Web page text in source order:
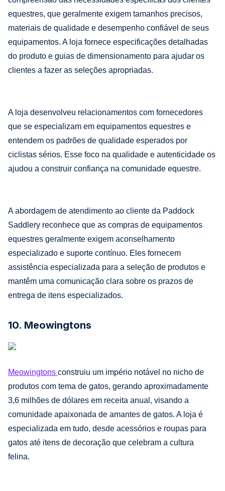
equestres, que geralmente exigem tamanhos precisos,
materiais de qualidade e desempenho confiável de seus
equipamentos. A loja fornece especificações detalhadas
do produto e guias de dimensionamento para ajudar os
clientes a fazer as seleções apropriadas.
A loja desenvolveu relacionamentos com fornecedores
que se especializam em equipamentos equestres e
entendem os padrões de qualidade esperados por
ciclistas sérios. Esse foco na qualidade e autenticidade os
ajudou a construir confiança na comunidade equestre.
A abordagem de atendimento ao cliente da Paddock
Saddlery reconhece que as compras de equipamentos
equestres geralmente exigem aconselhamento
especializado e suporte contínuo. Eles fornecem
assistência especializada para a seleção de produtos e
mantêm uma comunicação clara sobre os prazos de
entrega de itens especializados.
10. Meowingtons
Meowingtons construiu um império notável no nicho de
produtos com tema de gatos, gerando aproximadamente
3,6 milhões de dólares em receita anual, visando a
comunidade apaixonada de amantes de gatos. A loja é
especializada em tudo, desde acessórios e roupas para
gatos até itens de decoração que celebram a cultura
felina.